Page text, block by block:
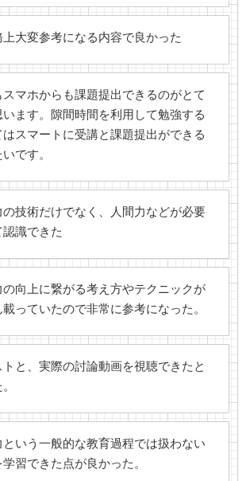
大変参考になる内容で良かった
マホからも課題提出できるのがとて
います。隙間時間を利用して勉強する
スマートに受講と課題提出ができる
です。
技術だけでなく、人間力などが必要
識できた
向上に繋がる考え方やテクニックが
っていたので非常に参考になった。
と、実際の討論動画を視聴できたと
いう一般的な教育過程では扱わない
習できた点が良かった。